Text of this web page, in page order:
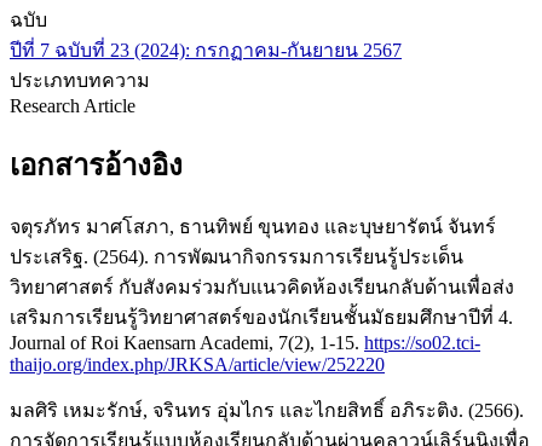
ฉบับ
ปีที่ 7 ฉบับที่ 23 (2024): กรกฏาคม-กันยายน 2567
ประเภทบทความ
Research Article
เอกสารอ้างอิง
จตุรภัทร มาศโสภา, ธานทิพย์ ขุนทอง และบุษยารัตน์ จันทร์
ประเสริฐ. (2564). การพัฒนากิจกรรมการเรียนรู้ประเด็น
วิทยาศาสตร์ กับสังคมร่วมกับแนวคิดห้องเรียนกลับด้านเพื่อส่ง
เสริมการเรียนรู้วิทยาศาสตร์ของนักเรียนชั้นมัธยมศึกษาปีที่ 4.
Journal of Roi Kaensarn Academi, 7(2), 1-15. https://so02.tci-
thaijo.org/index.php/JRKSA/article/view/252220
มลศิริ เหมะรักษ์, จรินทร อุ่มไกร และไกยสิทธิ์ อภิระติง. (2566).
การจัดการเรียนรู้แบบห้องเรียนกลับด้านผ่านคลาวน์เลิร์นนิงเพื่อ